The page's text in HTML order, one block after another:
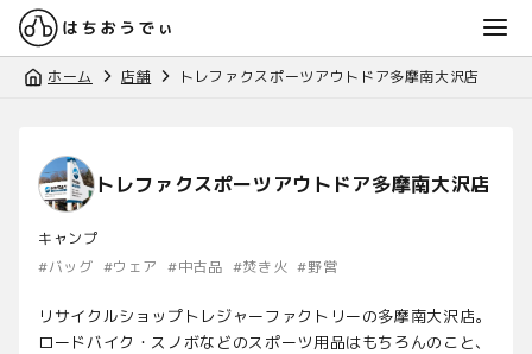
ホーム 店舗 トレファクスポーツアウトドア多摩南大沢店
トレファクスポーツアウトドア多摩南大沢店
キャンプ
#バッグ #ウェア #中古品 #焚き火 #野営
リサイクルショップトレジャーファクトリーの多摩南大沢店。
ロードバイク・スノボなどのスポーツ用品はもちろんのこと、